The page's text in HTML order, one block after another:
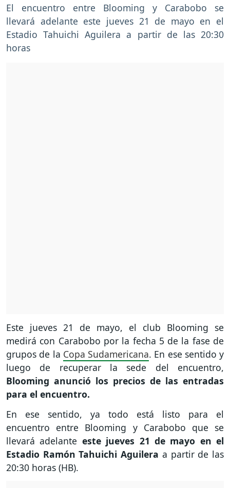
El encuentro entre Blooming y Carabobo se
llevará adelante este jueves 21 de mayo en el
Estadio Tahuichi Aguilera a partir de las 20:30
horas
Este jueves 21 de mayo, el club Blooming se
medirá con Carabobo por la fecha 5 de la fase de
grupos de la Copa Sudamericana. En ese sentido y
luego de recuperar la sede del encuentro,
Blooming anunció los precios de las entradas
para el encuentro.
En ese sentido, ya todo está listo para el
encuentro entre Blooming y Carabobo que se
llevará adelante este jueves 21 de mayo en el
Estadio Ramón Tahuichi Aguilera a partir de las
20:30 horas (HB).